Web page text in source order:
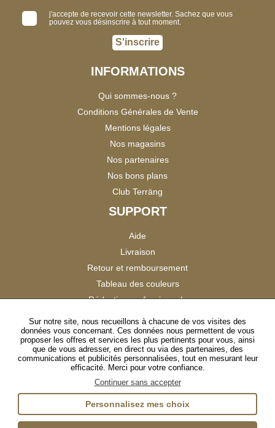
j'accepte de recevoir cette newsletter. Sachez que vous
pouvez vous désinscrire à tout moment.
S'inscrire
INFORMATIONS
Qui sommes-nous ?
Conditions Générales de Vente
Mentions légales
Nos magasins
Nos partenaires
Nos bons plans
Club Terräng
SUPPORT
Aide
Livraison
Retour et remboursement
Tableau des couleurs
Réduction professionnels
Satisfaction Clients
SUIVEZ-NOUS
InstagramTikTokFacebookYouTubeLinkedIn
Sur notre site, nous recueillons à chacune de vos visites des
données vous concernant. Ces données nous permettent de vous
proposer les offres et services les plus pertinents pour vous, ainsi
que de vous adresser, en direct ou via des partenaires, des
communications et publicités personnalisées, tout en mesurant leur
efficacité. Merci pour votre confiance.
Continuer sans accepter
Personnalisez mes choix